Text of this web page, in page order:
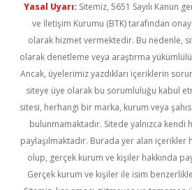
Yasal Uyarı: Sitemiz, 5651 Sayılı Kanun
ve İletişim Kurumu (BTK) tarafından
olarak hizmet vermektedir. Bu nedenle,
olarak denetleme veya araştırma
Ancak, üyelerimiz yazdıkları içeriklerin
siteye üye olarak bu sorumluluğu kabul
sitesi, herhangi bir marka, kurum veya
bulunmamaktadır. Sitede yalnızca kendi
paylaşılmaktadır. Burada yer alan içerikler
olup, gerçek kurum ve kişiler hakkında
Gerçek kurum ve kişiler ile isim